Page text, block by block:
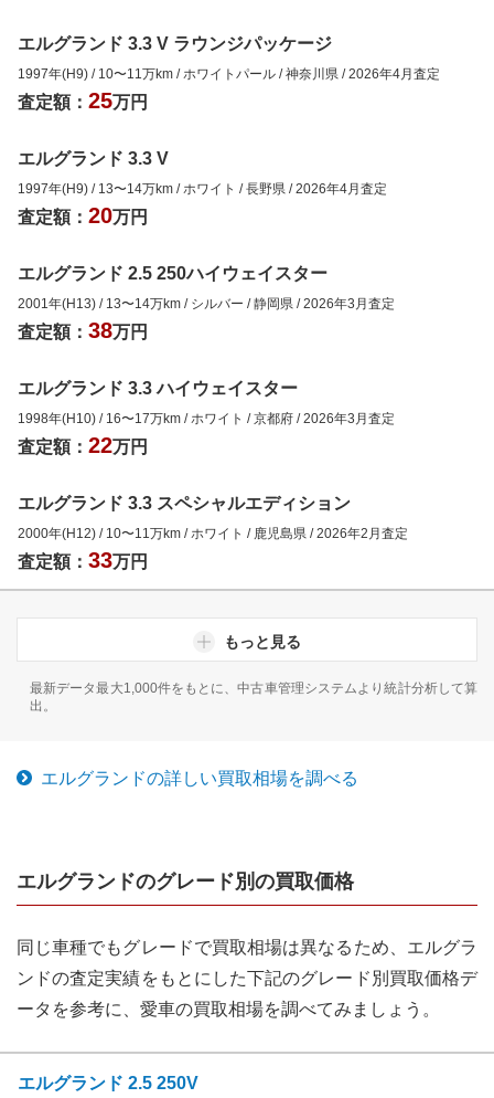
エルグランド 3.3 V ラウンジパッケージ
1997年(H9) / 10〜11 万km / ホワイトパール /神奈川県 /2026年4月査定
査定額： 25万円
エルグランド 3.3 V
1997年(H9) / 13〜14万km / ホワイト /長野県 /2026年4月査定
査定額： 20万円
エルグランド 2.5 250ハイウェイスター
2001年(H13) / 13〜14万km / シルバー /静岡県 /2026年3月査定
査定額： 38万円
エルグランド 3.3 ハイウェイスター
1998年(H10) / 16〜17万km / ホワイト /京都府 /2026年3月査定
査定額： 22万円
エルグランド 3.3 スペシャルエディション
2000年(H12) / 10〜11 万km / ホワイト / 鹿児島県 /2026年2月査定
査定額： 33万円
もっと見る
最新データ最大1,000件をもとに、中古車管理システムより統計分析して算
出。
エルグランドの詳しい買取相場を調べる
エルグランドのグレード別の買取価格
同じ車種でもグレードで買取相場は異なるため、 エルグラ
ンドの査定実績をもとにした下記のグレード別買取価格デ
ータを参考に、愛車の買取相場を調べてみましょう。
エルグランド 2.5 250V